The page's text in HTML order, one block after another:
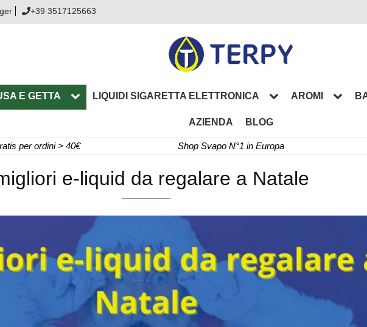
+39 3517125663
E GETTA LIQUIDI SIGARETTA ELETTRONICA AROMI
AZIENDA BLOG
per ordini > 40€ Shop Svapo N°1 in Europa
e-liquid da regalare a Natale